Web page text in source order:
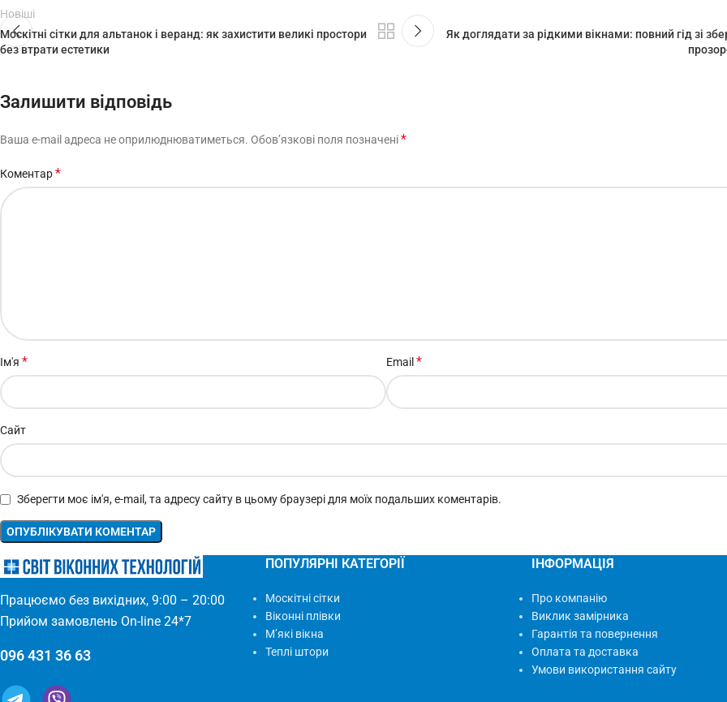
Новіші
Москітні сітки для альтанок і веранд: як захистити великі простори
без втрати естетики
Як доглядати за рідкими вікнами: повний гід зі
Залишити відповідь
Ваша e-mail адреса не оприлюднюватиметься. Обов’язкові поля позначені*
Коментар*
Ім'я * Email*
Сайт
Зберегти моє ім'я, e-mail, та адресу сайту в цьому браузері для моїх подальших коментарів.
Працюємо без вихідних, 9:00 – 20:00
Прийом замовлень On-line 24*7
096 431 36 63
ПОПУЛЯРНІ КАТЕГОРІЇ
Москітні сітки
Віконні плівки
М’які вікна
Теплі штори
ІНФОРМАЦІЯ
Про компанію
Виклик замірника
Гарантія та повернення
Оплата та доставка
Умови використання сайту